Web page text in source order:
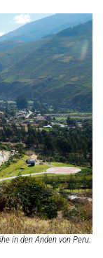
in den Anden von Peru.